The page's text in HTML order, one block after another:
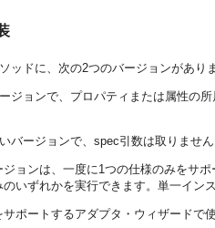
ッドに、次の2つのバージョンがあり
ジョンで、プロパティまたは属性の
バージョンで、spec引数は取りませ
ョンは、一度に1つの仕様のみをサ
いずれかを実行できます。単一イン
ポートするアダプタ・ウィザード